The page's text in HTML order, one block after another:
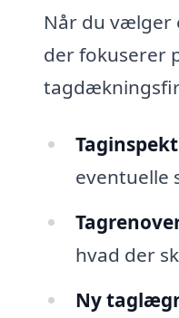
Når du vælger
der fokuserer
eventuelle
hvad der
Ny